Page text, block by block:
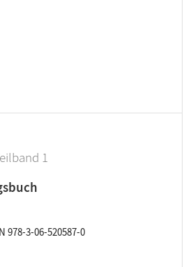
1
978-3-06-520587-0